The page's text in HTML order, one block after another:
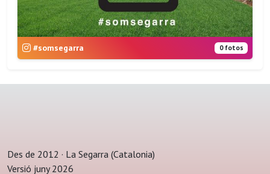
#somsegarra 0 fotos
Des de 2012 · La Segarra (Catalonia)
Versió juny 2026